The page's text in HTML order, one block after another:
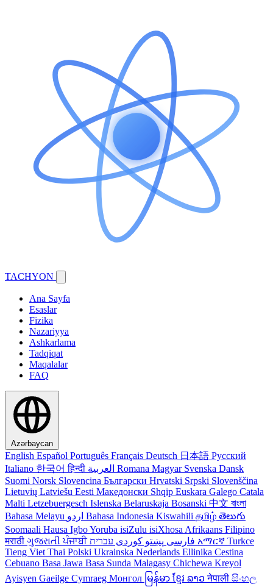
TACHYON
Ana Sayfa
Esaslar
Fizika
Nazariyya
Ashkarlama
Tadqiqat
Maqalalar
FAQ
Azərbaycan
English Español Português Français Deutsch 日本語 Русский
Italiano 한국어हिन्दी Romana Magyar Svenska Dansk
Suomi Norsk Slovencina Български Hrvatski Srpski Slovenščina
Lietuvių Latviešu Eesti Македонски Shqip Euskara Galego Catala
Malti Letzebuergesch Islenska Belaruskaja Bosanski 中文 বাংলা
Bahasa Melayu
Bahasa Indonesia Kiswahili தமிழ் తెలుగు
Soomaali Hausa IgboYoruba isiZulu isiXhosa Afrikaans Filipino
मराठी ગુજરાતીਪੰਜਾਬੀ فارسی پښتو کوردی አማርኛ Turkce
Tieng Viet Thai Polski Ukrainska Nederlands Ellinika Cestina
Cebuano Basa Jawa Basa Sunda Malagasy Chichewa Kreyol
Ayisyen Gaeilge Cymraeg Монгол မြန်မာ ខ្មែរ ລາວनेपाली සිංහල